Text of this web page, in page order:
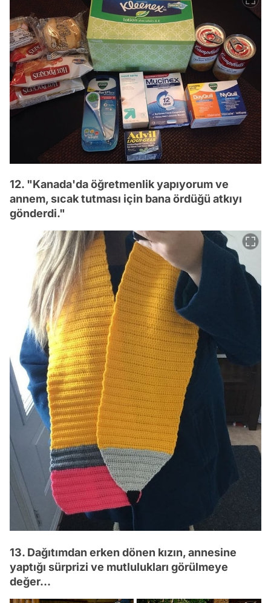
12. "Kanada'da öğretmenlik yapıyorum ve
annem, sıcak tutması için bana ördüğü atkıyı
gönderdi."
13. Dağıtımdan erken dönen kızın, annesine
yaptığı sürprizi ve mutlulukları görülmeye
değer...